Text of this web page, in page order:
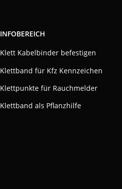
INFOBEREICH
Klett Kabelbinder befestigen
Klettband für Kfz Kennzeichen
Klettpunkte für Rauchmelder
Klettband als Pflanzhilfe